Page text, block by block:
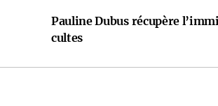
Pauline Dubus récupère
cultes